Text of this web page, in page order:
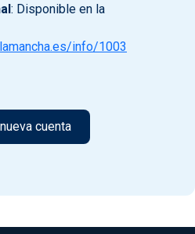
: Disponible en la
info/1003